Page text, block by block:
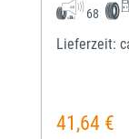
68
Lieferzeit:
Regulärer
41,64 €